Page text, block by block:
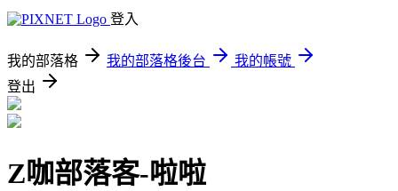
登入
我的部落格 我的部落格後台
我的帳號
登出
Z咖部落客-啦啦